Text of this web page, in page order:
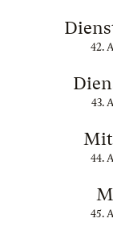
42.
43.
44.
45.